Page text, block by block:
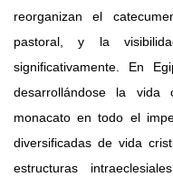
reorganizan el
pastoral, y la
significativamente. En
desarrollándose la vida
monacato en todo el
diversificadas de vida
estructuras